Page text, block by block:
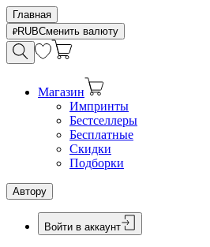
Главная
RUBСменить валюту
Магазин
Импринты
Бестселлеры
Бесплатные
Скидки
Подборки
Автору
Войти в аккаунт